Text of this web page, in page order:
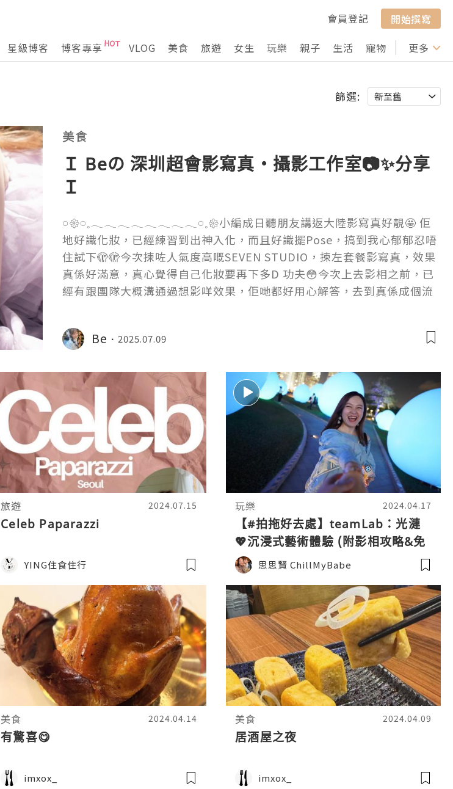
會員登記
開始撰寫
星級博客 博客專享 VLOG 美食 旅遊 女生 玩樂 親子 生活 寵物 行山 打卡
更多
篩選:
美食
Ｉ Beの 深圳超會影寫真・攝影工作室📷✨分享
Ｉ
𓏸𑁍𓏸𓈒𓂃𓂃𓂃𓂃𓂃𓂃𓂃𓂃𓏸𓈒𑁍小編成日聽朋友講返大陸影寫真好靚🤩 佢
地好識化妝，已經練習到出神入化，而且好識擺Pose，搞到我心郁郁忍唔
住試下🫣🫣今次揀咗人氣度高嘅SEVEN STUDIO，揀左套餐影寫真，效果
真係好滿意，真心覺得自己化妝要再下多D 功夫😳今次上去影相之前，已
經有跟團隊大概溝通過想影咩效果，佢哋都好用心解答，去到真係成個流
Be 2025.07.09
旅遊 2024.07.15
Celeb Paparazzi
YING住食住行
玩樂 2024.04.17
【#拍拖好去處】teamLab：光漣
💖沉浸式藝術體驗 (附影相攻略&免
費預約教學)
思思賢 ChillMyBabe
美食 2024.04.14
有驚喜😋
imxox_
美食 2024.04.09
居酒屋之夜
imxox_